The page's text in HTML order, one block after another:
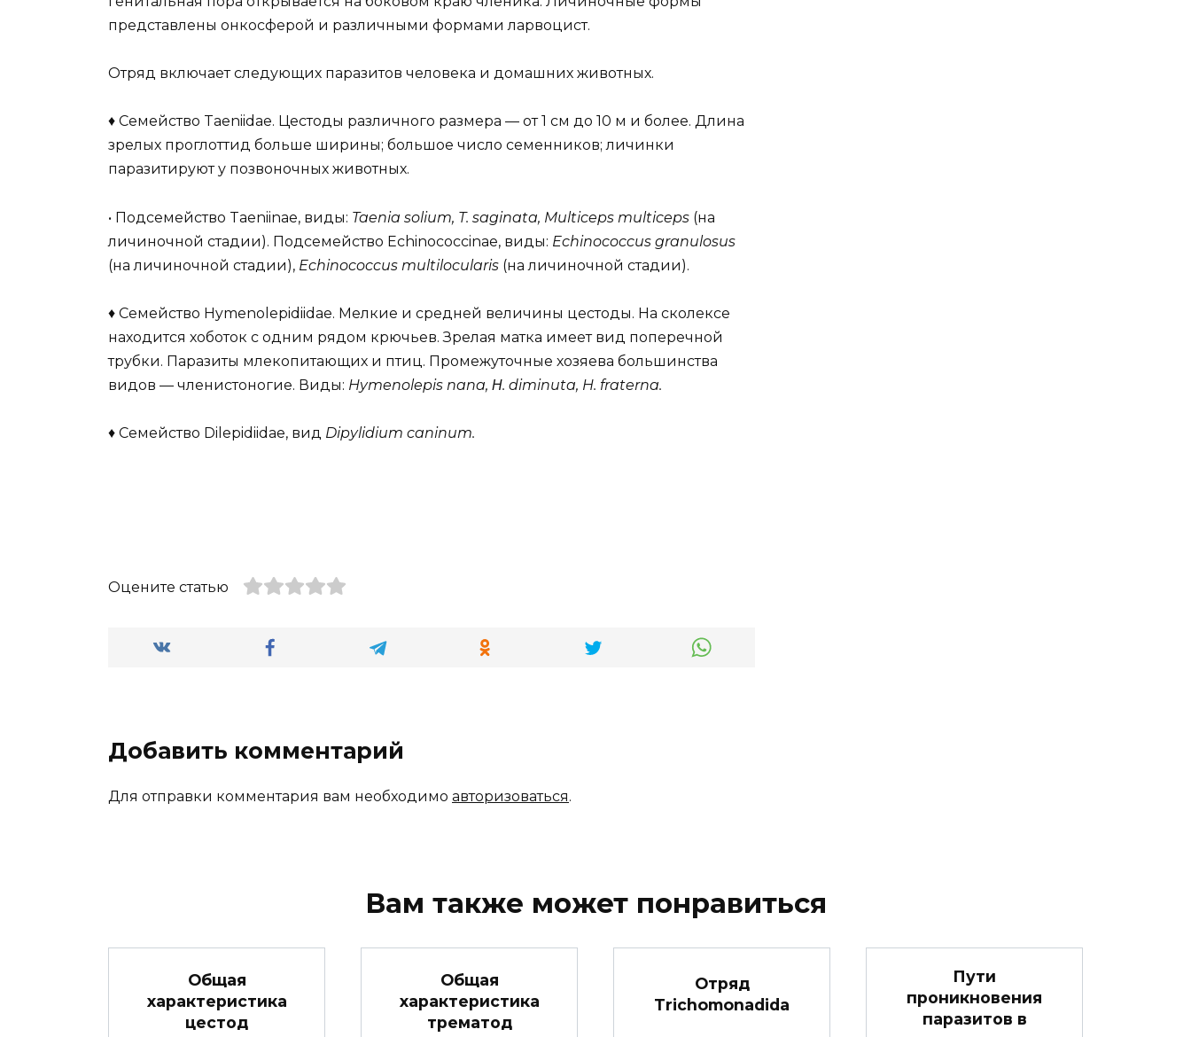
представлены онкосферой и различными формами ларвоцист.
Отряд включает следующих паразитов человека и домашних животных.
♦ Семейство Taeniidae. Цестоды различного размера — от 1 см до 10 м и более. Длина
зрелых проглоттид больше ширины; большое число семенников; личинки
паразитируют у позвоночных животных.
• Подсемейство Taeniinae, виды: Taenia solium, Т. saginata, Multiceps multiceps (на
личиночной стадии). Подсемейство Echinococcinae, виды: Echinococcus granulosus
(на личиночной стадии), Echinococcus multilocularis (на личиночной стадии).
♦ Семейство Hymenolepidiidae. Мелкие и средней величины цестоды. На сколексе
находится хоботок с одним рядом крючьев. Зрелая матка имеет вид поперечной
трубки. Паразиты млекопитающих и птиц. Промежуточные хозяева большинства
видов — членистоногие. Виды: Hymenolepis nana, Η. diminuta, H. fraterna.
♦ Семейство Dilepidiidae, вид Dipylidium caninum.
Оцените статью
Добавить комментарий
Для отправки комментария вам необходимо авторизоваться.
Вам также может понравиться
Общая
характеристика
цестод
Общая
характеристика
трематод
Отряд
Trichomonadida
Пути
проникновения
паразитов в